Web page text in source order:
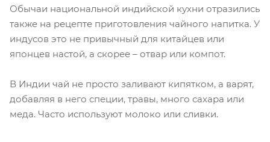
Обычаи национальной индийской кухни отразились
также на рецепте приготовления чайного напитка. У
индусов это не привычный для китайцев или
японцев настой, а скорее – отвар или компот.
В Индии чай не просто заливают кипятком, а варят,
добавляя в него специи, травы, много сахара или
меда. Часто используют молоко или сливки.